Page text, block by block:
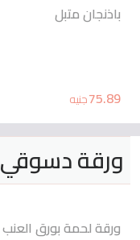
باذنجان متبل
75.89جنيه
ورقة دسوقي
ورقة لحمة بورق العنب